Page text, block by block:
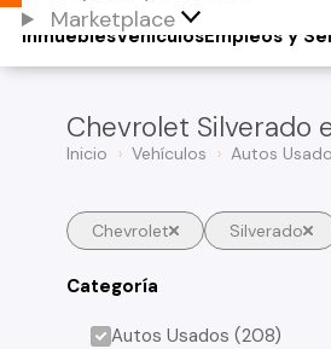
Marketplace
Vehículos
Inmuebles Empleos y
Chevrolet Silverado
Inicio Vehículos Autos
Chevrolet Silverado
Categoría
Autos Usados (208)